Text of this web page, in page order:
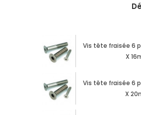
Vis tête fraisée 6
X
Vis tête fraisée 6
X